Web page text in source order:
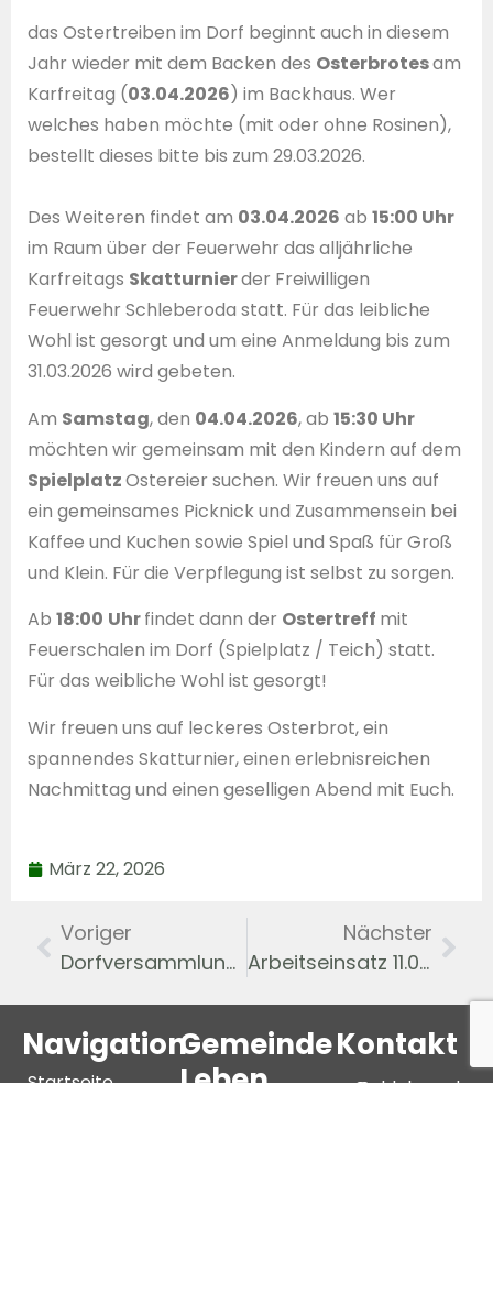
das Ostertreiben im Dorf beginnt auch in diesem
Jahr wieder mit dem Backen des Osterbrotesam
Karfreitag (03.04.2026) im Backhaus. Wer
welches haben möchte (mit oder ohne Rosinen),
bestellt dieses bitte bis zum 29.03.2026.
Des Weiteren findet am 03.04.2026 ab 15:00 Uhr
im Raum über der Feuerwehr das alljährliche
Karfreitags Skatturnierder Freiwilligen
Feuerwehr Schleberoda statt. Für das leibliche
Wohl ist gesorgt und um eine Anmeldung bis zum
31.03.2026 wird gebeten.
Am Samstag, den 04.04.2026, ab 15:30 Uhr
möchten wir gemeinsam mit den Kindern auf dem
SpielplatzOstereier suchen. Wir freuen uns auf
ein gemeinsames Picknick und Zusammensein bei
Kaffee und Kuchen sowie Spiel und Spaß für Groß
und Klein. Für die Verpflegung ist selbst zu sorgen.
Ab 18:00 Uhrfindet dann der Ostertreff mit
Feuerschalen im Dorf (Spielplatz / Teich) statt.
Für das weibliche Wohl ist gesorgt!
Wir freuen uns auf leckeres Osterbrot, ein
spannendes Skatturnier, einen erlebnisreichen
Nachmittag und einen geselligen Abend mit Euch.
März 22, 2026
Voriger
Dorfversammlung am 13.3.2026
Nächster
Arbeitseinsatz 11.04.2026
Navigation
Startseite
Gemeinde
Leben
Kontakt
Schleberoda